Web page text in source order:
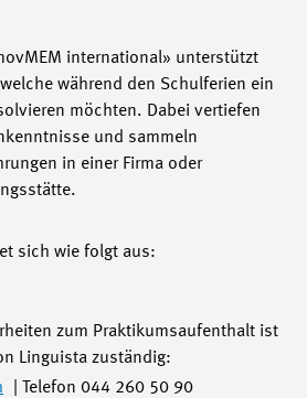
international» unterstützt
während den Schulferien ein
möchten. Dabei vertiefen
und sammeln
in einer Firma oder
sich wie folgt aus:
zum Praktikumsaufenthalt ist
Linguista zuständig:
| Telefon 044 260 50 90